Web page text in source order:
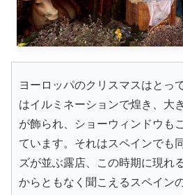
ヨーロッパのクリスマスはとっ
はイルミネーションで煌き、大
が飾られ、ショーウィンドウも
ています。それはスペインでも
ズが並ぶ露店、この時期に現れ
からともなく聞こえるスペイン